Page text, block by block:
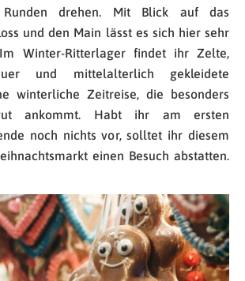
drehen. Mit Blick auf das
und den Main lässt es sich hier sehr
Winter-Ritterlager findet ihr Zelte,
und mittelalterlich gekleidete
winterliche Zeitreise, die besonders
ankommt. Habt ihr am ersten
noch nichts vor, solltet ihr diesem
einen Besuch abstatten.